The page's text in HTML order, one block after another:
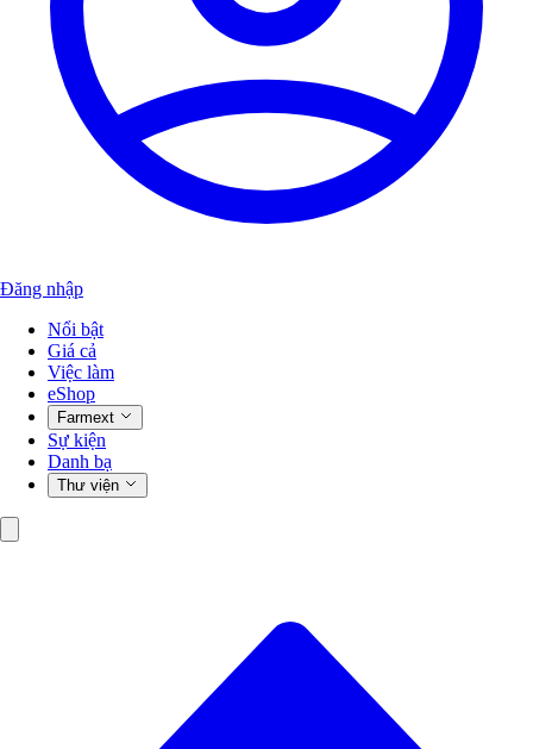
Đăng nhập
Nổi bật
Giá cả
Việc làm
eShop
Farmext
Sự kiện
Danh bạ
Thư viện